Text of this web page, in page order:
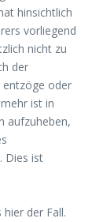
hinsichtlich
vorliegend
nicht zu
der
entzöge oder
ist in
aufzuheben,
Dies ist
der Fall.